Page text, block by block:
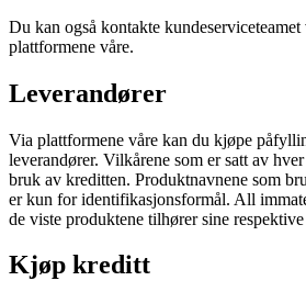
Du kan også kontakte kundeserviceteamet
plattformene våre.
Leverandører
Via plattformene våre kan du kjøpe
leverandører. Vilkårene som er satt av
bruk av kreditten. Produktnavnene som
er kun for identifikasjonsformål. All
de viste produktene tilhører sine respektive
Kjøp kreditt